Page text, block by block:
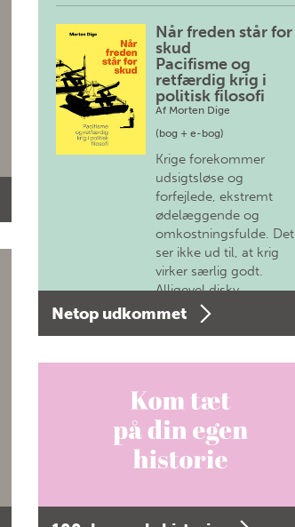
Når freden står for
skud
Pacifisme og
retfærdig krig i
politisk filosofi
Af Morten Dige
(bog + e-bog)
Krige forekommer
udsigtsløse og
forfejlede, ekstremt
ødelæggende og
omkostningsfulde. Det
ser ikke ud til, at krig
virker særlig godt.
Alligevel diskv…
Netop udkommet